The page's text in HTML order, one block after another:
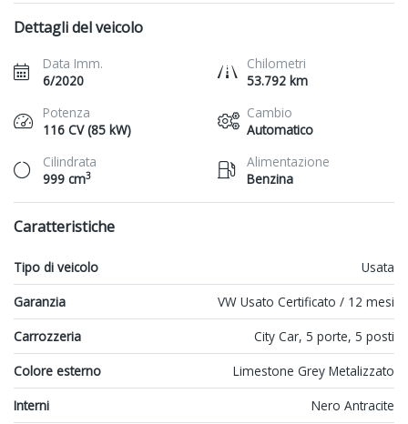
Dettagli del veicolo
Data Imm.
6/2020
Chilometri
53.792 km
Potenza
116 CV (85 kW)
Cambio
Automatico
Cilindrata
999 cm3
Alimentazione
Benzina
Caratteristiche
Tipo di veicolo
Usata
Garanzia
VW Usato Certificato / 12 mesi
Carrozzeria
City Car, 5 porte, 5 posti
Colore esterno
Limestone Grey Metalizzato
Interni
Nero Antracite